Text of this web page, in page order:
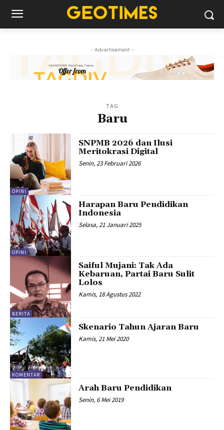
- Advertisement -
TAG
Baru
OPINI
SNPMB 2026 dan Ilusi
Meritokrasi Digital
Senin, 23 Februari 2026
OPINI
Harapan Baru Pendidikan
Indonesia
Selasa, 21 Januari 2025
BERITA
Saiful Mujani: Tak Ada
Kebaruan, Partai Baru Sulit
Lolos
Kamis, 18 Agustus 2022
KOMENTAR
Skenario Tahun Ajaran Baru
Kamis, 21 Mei 2020
Arah Baru Pendidikan
Senin, 6 Mei 2019